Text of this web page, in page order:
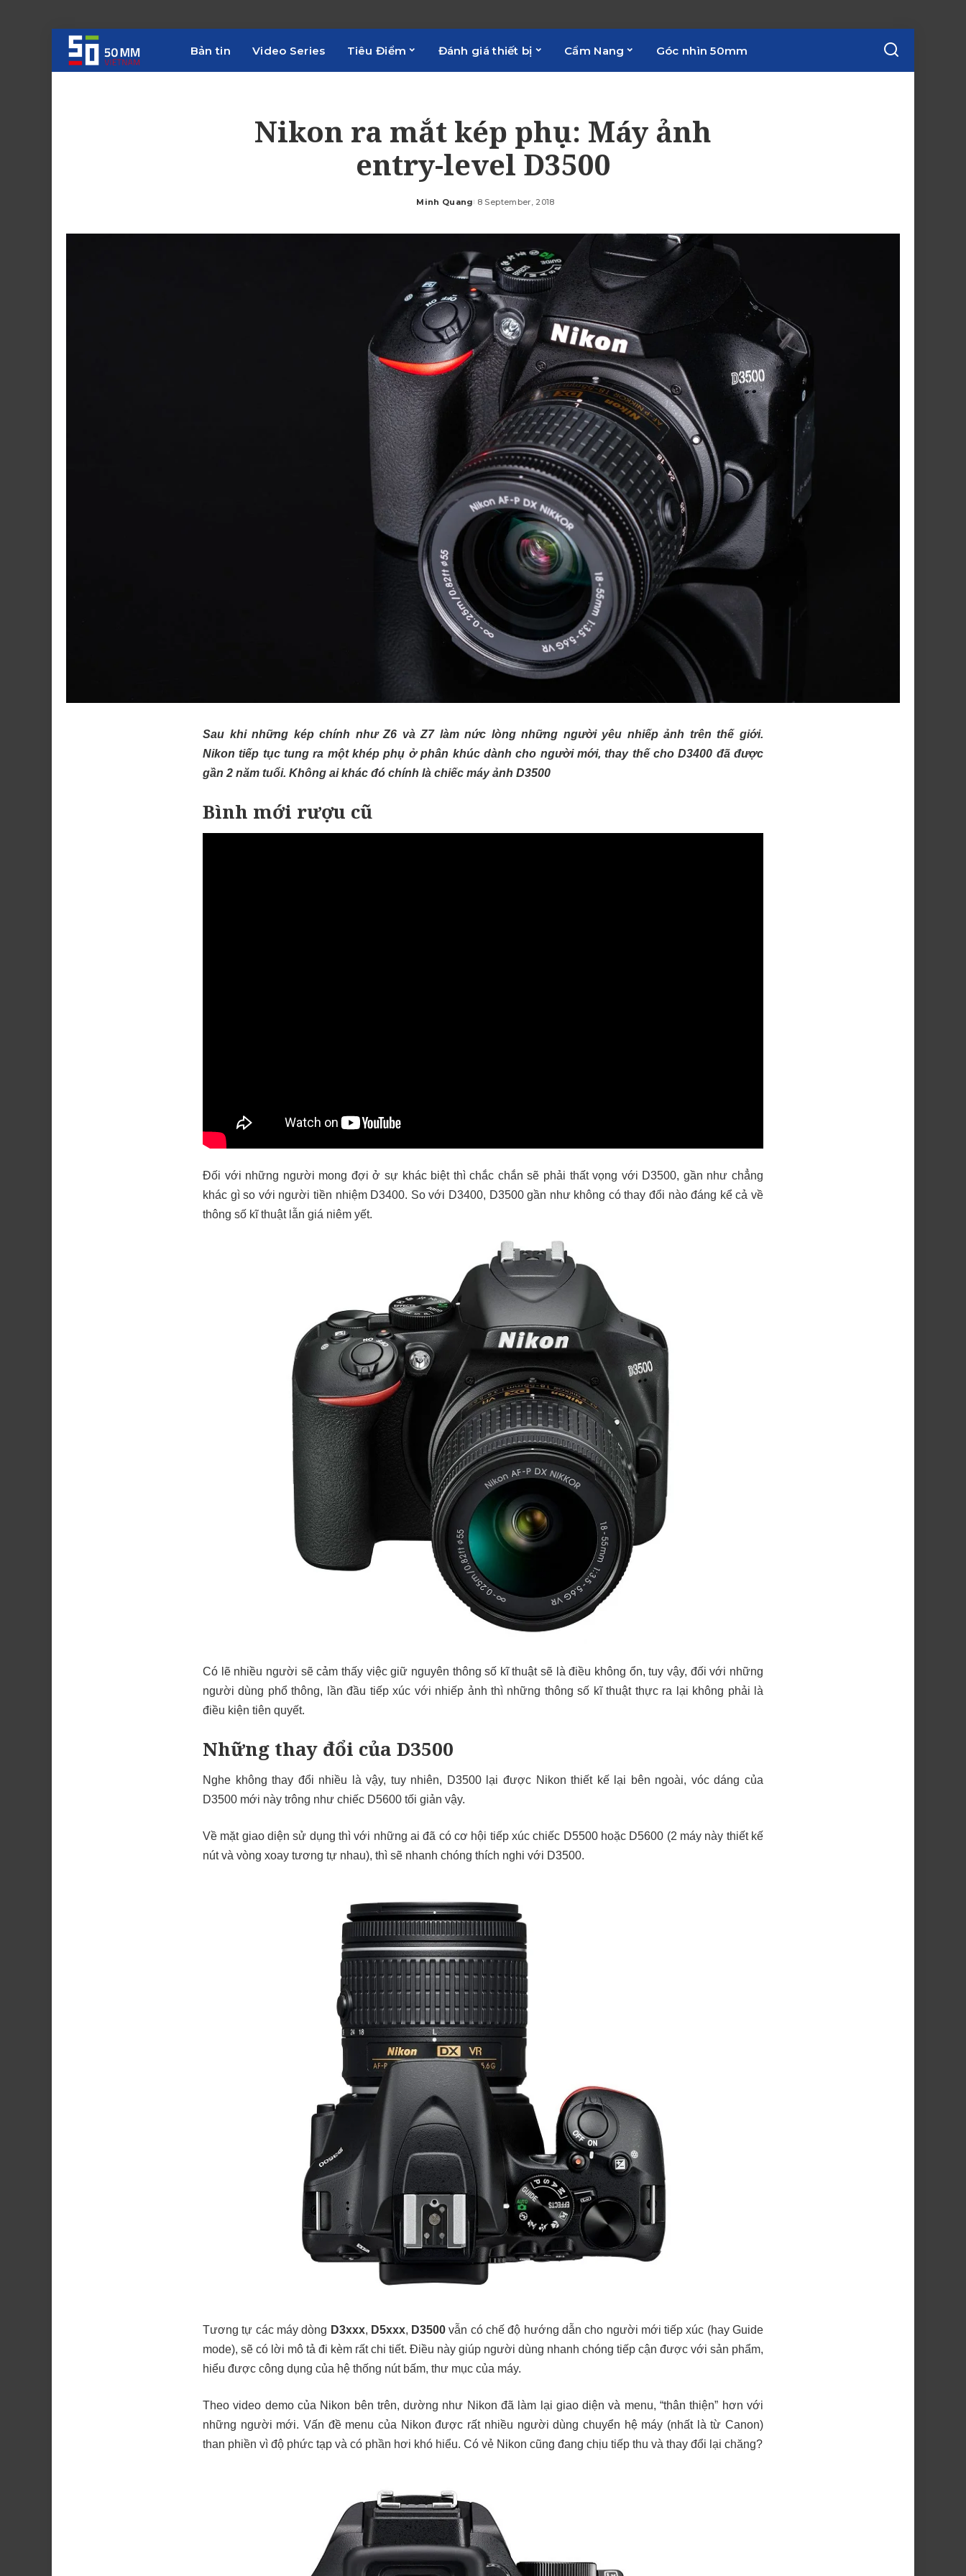
Bản tin Video Series Tiêu Điểm Đánh giá thiết bị Cẩm Nang Góc nhìn 50mm
Nikon ra mắt kép phụ: Máy ảnh
entry-level D3500
Posted
Minh Quang 8 September, 2018
Sau khi những kép chính như Z6 và Z7 làm nức lòng những người yêu nhiếp ảnh trên thế giới.
Nikon tiếp tục tung ra một khép phụ ở phân khúc dành cho người mới, thay thế cho D3400 đã được
gần 2 năm tuổi. Không ai khác đó chính là chiếc máy ảnh D3500
Bình mới rượu cũ
Đối với những người mong đợi ở sự khác biệt thì chắc chắn sẽ phải thất vọng với D3500, gần như chẳng
khác gì so với người tiền nhiệm D3400. So với D3400, D3500 gần như không có thay đổi nào đáng kể cả về
thông số kĩ thuật lẫn giá niêm yết.
Có lẽ nhiều người sẽ cảm thấy việc giữ nguyên thông số kĩ thuật sẽ là điều không ổn, tuy vậy, đối với những
người dùng phổ thông, lần đầu tiếp xúc với nhiếp ảnh thì những thông số kĩ thuật thực ra lại không phải là
điều kiện tiên quyết.
Những thay đổi của D3500
Nghe không thay đổi nhiều là vậy, tuy nhiên, D3500 lại được Nikon thiết kế lại bên ngoài, vóc dáng của
D3500 mới này trông như chiếc D5600 tối giản vậy.
Về mặt giao diện sử dụng thì với những ai đã có cơ hội tiếp xúc chiếc D5500 hoặc D5600 (2 máy này thiết kế
nút và vòng xoay tương tự nhau), thì sẽ nhanh chóng thích nghi với D3500.
Tương tự các máy dòng D3xxx, D5xxx, D3500 vẫn có chế độ hướng dẫn cho người mới tiếp xúc (hay Guide
mode), sẽ có lời mô tả đi kèm rất chi tiết. Điều này giúp người dùng nhanh chóng tiếp cận được với sản phẩm,
hiểu được công dụng của hệ thống nút bấm, thư mục của máy.
Theo video demo của Nikon bên trên, dường như Nikon đã làm lại giao diện và menu, “thân thiện” hơn với
những người mới. Vấn đề menu của Nikon được rất nhiều người dùng chuyển hệ máy (nhất là từ Canon)
than phiền vì độ phức tạp và có phần hơi khó hiểu. Có vẻ Nikon cũng đang chịu tiếp thu và thay đổi lại chăng?